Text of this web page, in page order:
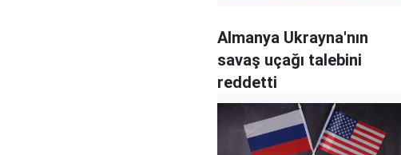
Almanya Ukrayna'nın
savaş uçağı talebini
reddetti